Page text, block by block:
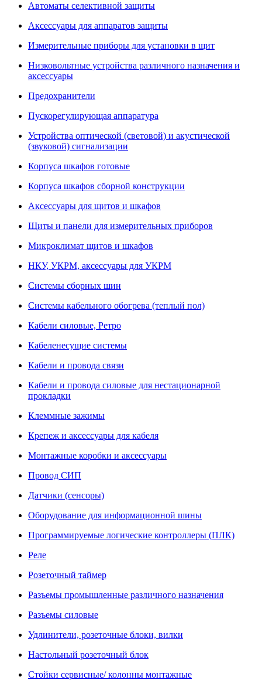
Автоматы селективной защиты
Аксессуары для аппаратов защиты
Измерительные приборы для установки в щит
Низковольтные устройства различного назначения и
аксессуары
Предохранители
Пускорегулирующая аппаратура
Устройства оптической (световой) и акустической
(звуковой) сигнализации
Корпуса шкафов готовые
Корпуса шкафов сборной конструкции
Аксессуары для щитов и шкафов
Щиты и панели для измерительных приборов
Микроклимат щитов и шкафов
НКУ, УКРМ, аксессуары для УКРМ
Системы сборных шин
Системы кабельного обогрева (теплый пол)
Кабели силовые, Ретро
Кабеленесущие системы
Кабели и провода связи
Кабели и провода силовые для нестационарной
прокладки
Клеммные зажимы
Крепеж и аксессуары для кабеля
Монтажные коробки и аксессуары
Провод СИП
Датчики (сенсоры)
Оборудование для информационной шины
Программируемые логические контроллеры (ПЛК)
Реле
Розеточный таймер
Разъемы промышленные различного назначения
Разъемы силовые
Удлинители, розеточные блоки, вилки
Настольный розеточный блок
Стойки сервисные/ колонны монтажные